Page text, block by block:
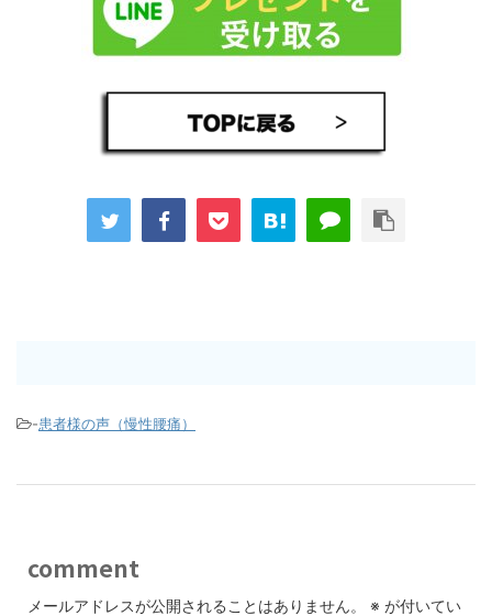
-患者様の声（慢性腰痛）
comment
メールアドレスが公開されることはありません。 ※ が付いてい